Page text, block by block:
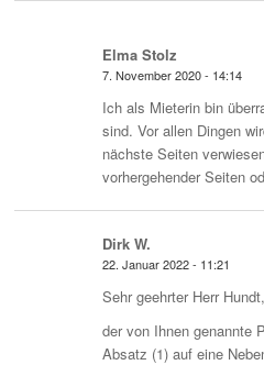
Elma Stolz
7. November 2020 - 14:14
Ich als Mieterin bin
sind. Vor allen Dingen
nächste Seiten
vorhergehender Seiten
Dirk W.
22. Januar 2022 - 11:21
Sehr geehrter Herr
der von Ihnen genannte
Absatz (1) auf eine